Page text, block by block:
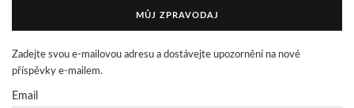
MŮJ ZPRAVODAJ
Zadejte svou e-mailovou adresu a dostávejte upozornění na nové
příspěvky e-mailem.
Email